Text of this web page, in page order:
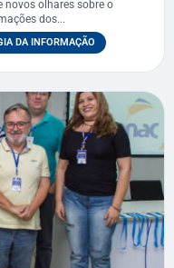
novos olhares sobre o
dos...
DA INFORMAÇÃO